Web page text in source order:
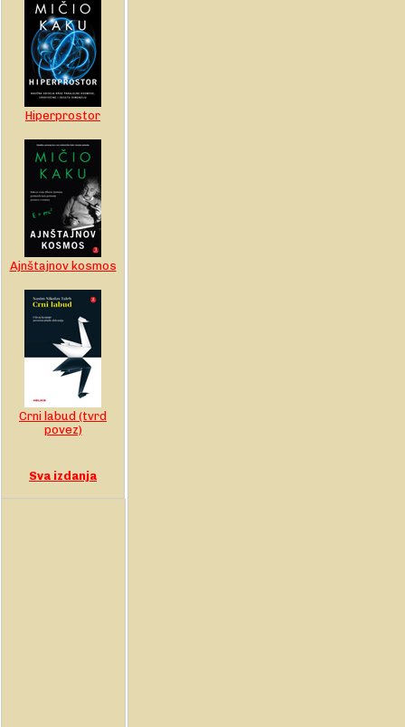
Hiperprostor
Ajnštajnov kosmos
Crni labud (tvrd
povez)
Sva izdanja